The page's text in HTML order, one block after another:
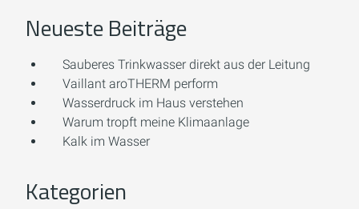
Neueste Beiträge
Sauberes Trinkwasser direkt aus der Leitung
Vaillant aroTHERM perform
Wasserdruck im Haus verstehen
Warum tropft meine Klimaanlage
Kalk im Wasser
Kategorien